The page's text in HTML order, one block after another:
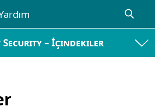
Security – İçindekiler